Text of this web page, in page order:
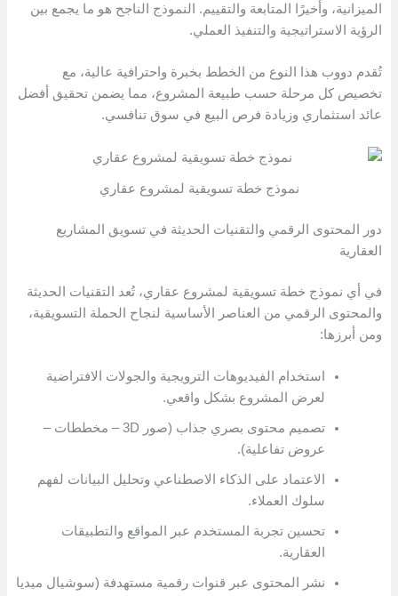
الميزانية، وأخيرًا المتابعة والتقييم. النموذج الناجح هو ما يجمع بين
الرؤية الاستراتيجية والتنفيذ العملي.
تُقدم دووب هذا النوع من الخطط بخبرة واحترافية عالية، مع
تخصيص كل مرحلة حسب طبيعة المشروع، مما يضمن تحقيق أفضل
عائد استثماري وزيادة فرص البيع في سوق تنافسي.
نموذج خطة تسويقية لمشروع عقاري
دور المحتوى الرقمي والتقنيات الحديثة في تسويق المشاريع
العقارية
في أي نموذج خطة تسويقية لمشروع عقاري، تُعد التقنيات الحديثة
والمحتوى الرقمي من العناصر الأساسية لنجاح الحملة التسويقية،
ومن أبرزها:
استخدام الفيديوهات الترويجية والجولات الافتراضية
لعرض المشروع بشكل واقعي.
تصميم محتوى بصري جذاب (صور 3D – مخططات –
عروض تفاعلية).
الاعتماد على الذكاء الاصطناعي وتحليل البيانات لفهم
سلوك العملاء.
تحسين تجربة المستخدم عبر المواقع والتطبيقات
العقارية.
نشر المحتوى عبر قنوات رقمية مستهدفة (سوشيال ميديا